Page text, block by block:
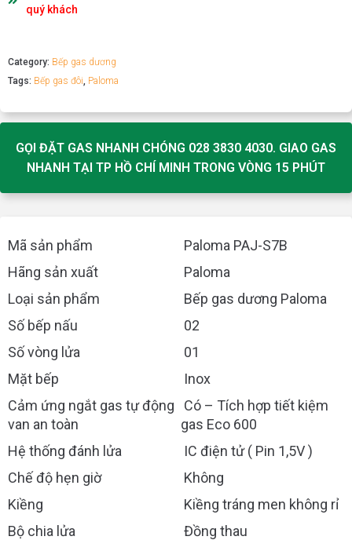
quý khách
Category: Bếp gas dương
Tags: Bếp gas đôi, Paloma
GỌI ĐẶT GAS NHANH CHÓNG 028 3830 4030. GIAO GAS
NHANH TẠI TP HỒ CHÍ MINH TRONG VÒNG 15 PHÚT
Mã sản phẩm
Paloma PAJ-S7B
Hãng sản xuất
Paloma
Loại sản phẩm
Bếp gas dương Paloma
Số bếp nấu
02
Số vòng lửa
01
Mặt bếp
Inox
Cảm ứng ngắt gas tự động
van an toàn
Có – Tích hợp tiết kiệm
gas Eco 600
Hệ thống đánh lửa
IC điện tử ( Pin 1,5V )
Chế độ hẹn giờ
Không
Kiềng
Kiềng tráng men không rỉ
Bộ chia lửa
Đồng thau